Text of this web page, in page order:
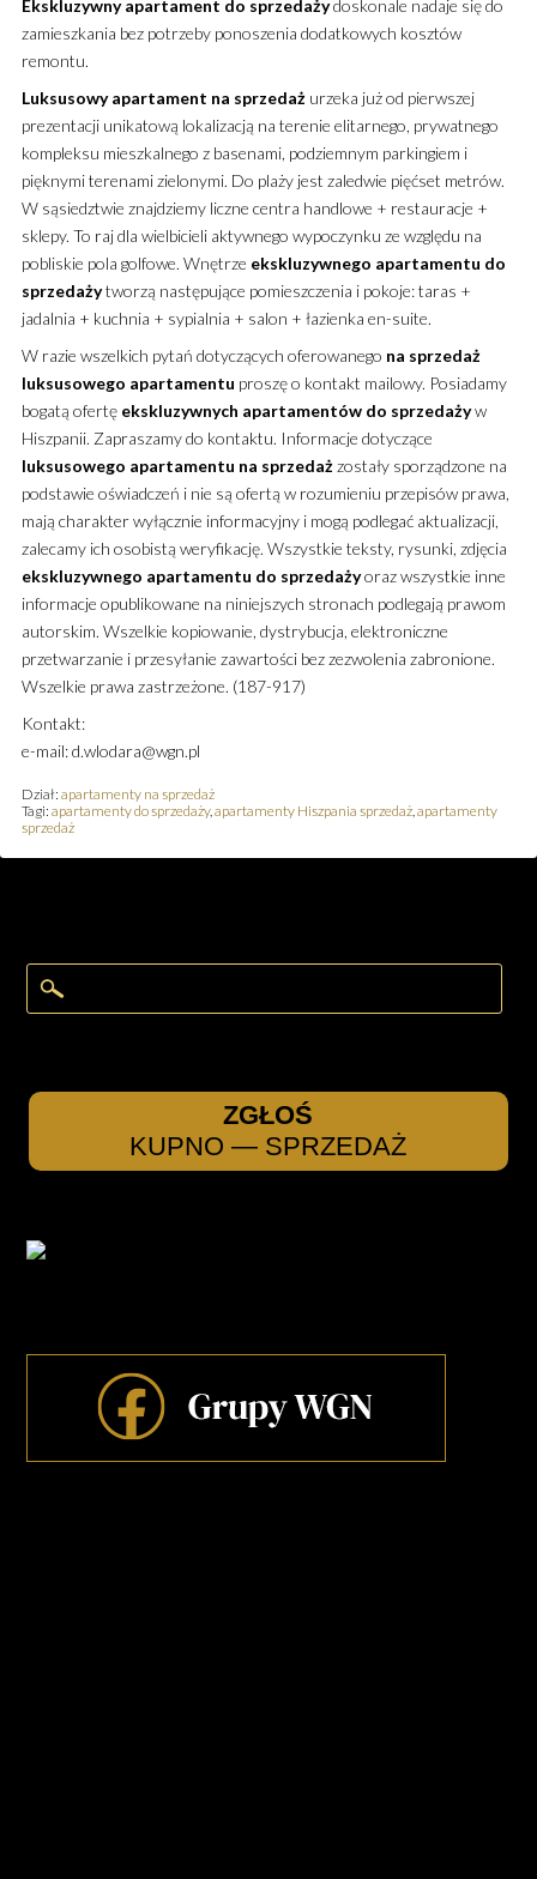
Ekskluzywny apartament do sprzedażydoskonale nadaje się do
zamieszkania bez potrzeby ponoszenia dodatkowych kosztów
remontu.
Luksusowy apartament na sprzedażurzeka już od pierwszej
prezentacji unikatową lokalizacją na terenie elitarnego, prywatnego
kompleksu mieszkalnego z basenami, podziemnym parkingiem i
pięknymi terenami zielonymi. Do plaży jest zaledwie pięćset metrów.
W sąsiedztwie znajdziemy liczne centra handlowe + restauracje +
sklepy. To raj dla wielbicieli aktywnego wypoczynku ze względu na
pobliskie pola golfowe. Wnętrze ekskluzywnego apartamentu do
sprzedażytworzą następujące pomieszczenia i pokoje: taras +
jadalnia + kuchnia + sypialnia + salon + łazienka en-suite.
W razie wszelkich pytań dotyczących oferowanego na sprzedaż
luksusowego apartamentu proszę o kontakt mailowy. Posiadamy
bogatą ofertę ekskluzywnych apartamentów do sprzedażyw
Hiszpanii. Zapraszamy do kontaktu. Informacje dotyczące
luksusowego apartamentu na sprzedażzostały sporządzone na
podstawie oświadczeń i nie są ofertą w rozumieniu przepisów prawa,
mają charakter wyłącznie informacyjny i mogą podlegać aktualizacji,
zalecamy ich osobistą weryfikację. Wszystkie teksty, rysunki, zdjęcia
ekskluzywnego apartamentu do sprzedażyoraz wszystkie inne
informacje opublikowane na niniejszych stronach podlegają prawom
autorskim. Wszelkie kopiowanie, dystrybucja, elektroniczne
przetwarzanie i przesyłanie zawartości bez zezwolenia zabronione.
Wszelkie prawa zastrzeżone. (187-917)
Kontakt:
e-mail: d.wlodara@wgn.pl
Dział: apartamenty na sprzedaż
Tagi: apartamenty do sprzedaży, apartamenty Hiszpania sprzedaż, apartamenty
sprzedaż
ZGŁOŚ
KUPNO — SPRZEDAŻ